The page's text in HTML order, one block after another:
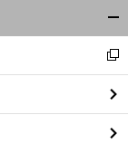
閉
る
新
し
い
ウ
ィ